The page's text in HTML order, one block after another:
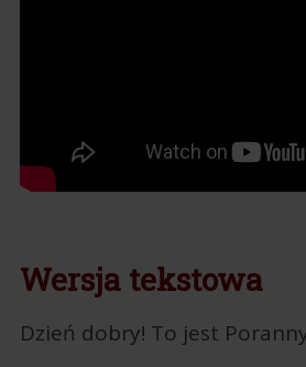
Wersja tekstowa
Dzień dobry! To jest